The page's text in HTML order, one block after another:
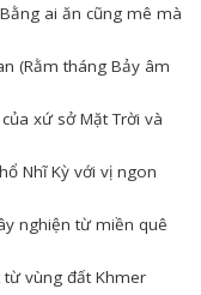
ai ăn cũng mê mà
(Rằm tháng Bảy âm
xứ sở Mặt Trời và
Nhĩ Kỳ với vị ngon
nghiện từ miền quê
vùng đất Khmer